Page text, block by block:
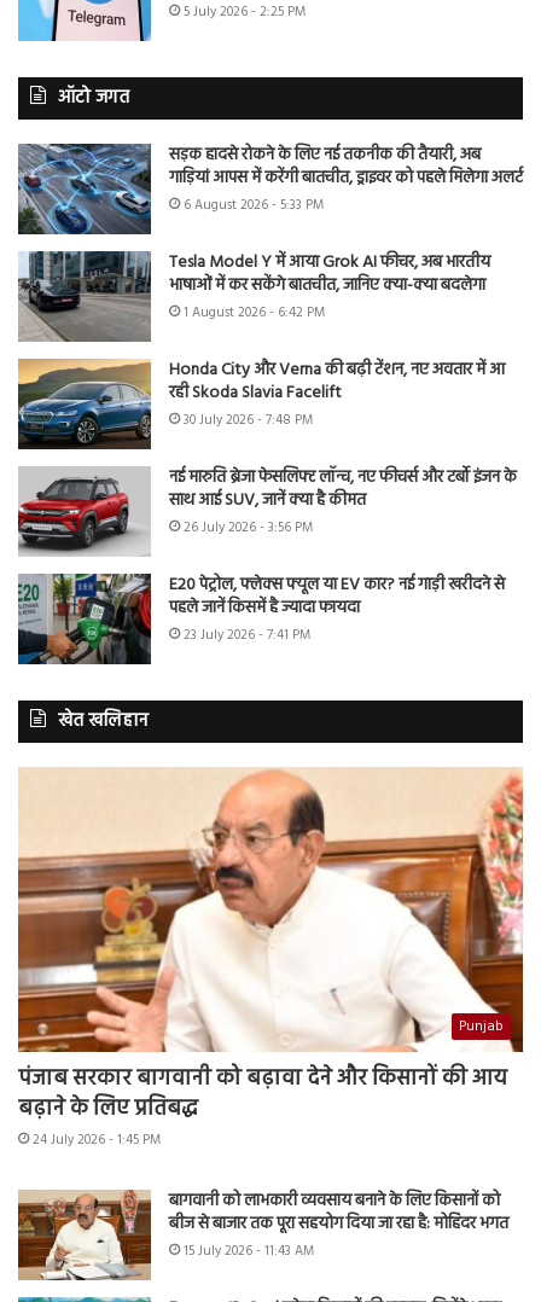
5 July 2026 - 2:25 PM
ऑटो जगत
सड़क हादसे रोकने के लिए नई तकनीक की तैयारी, अब
गाड़ियां आपस में करेंगी बातचीत, ड्राइवर को पहले मिलेगा अलर्ट
6 August 2026 - 5:33 PM
Tesla Model Y में आया Grok AI फीचर, अब भारतीय
भाषाओं में कर सकेंगे बातचीत, जानिए क्या-क्या बदलेगा
1 August 2026 - 6:42 PM
Honda City और Verna की बढ़ी टेंशन, नए अवतार में आ
रही Skoda Slavia Facelift
30 July 2026 - 7:48 PM
नई मारुति ब्रेजा फेसलिफ्ट लॉन्च, नए फीचर्स और टर्बो इंजन के
साथ आई SUV, जानें क्या है कीमत
26 July 2026 - 3:56 PM
E20 पेट्रोल, फ्लेक्स फ्यूल या EV कार? नई गाड़ी खरीदने से
पहले जानें किसमें है ज्यादा फायदा
23 July 2026 - 7:41 PM
खेत खलिहान
Punjab
पंजाब सरकार बागवानी को बढ़ावा देने और किसानों की आय
बढ़ाने के लिए प्रतिबद्ध
24 July 2026 - 1:45 PM
बागवानी को लाभकारी व्यवसाय बनाने के लिए किसानों को
बीज से बाजार तक पूरा सहयोग दिया जा रहा है: मोहिंदर भगत
15 July 2026 - 11:43 AM